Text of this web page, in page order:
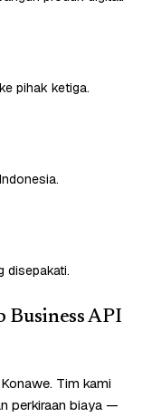
pihak ketiga.
disepakati.
Business API
Tim kami
perkiraan biaya —